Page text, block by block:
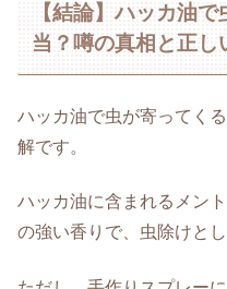
【結論】ハッカ油
当？噂の真相と正し
ハッカ油で虫が寄ってく
解です。
ハッカ油に含まれるメン
の強い香りで、虫除けと